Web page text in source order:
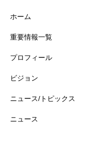
ホーム
重要情報一覧
プロフィール
ビジョン
ニュース/トピックス
ニュース